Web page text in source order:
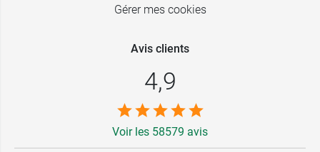
Gérer mes cookies
Avis clients
4,9
Voir les 58579 avis